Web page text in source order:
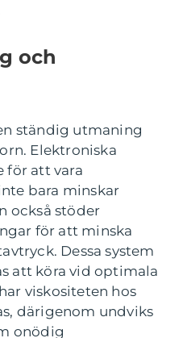
och
ständig utmaning
Elektroniska
för att vara
bara minskar
också stöder
för att minska
Dessa system
att köra vid optimala
viskositeten hos
därigenom undviks
onödig